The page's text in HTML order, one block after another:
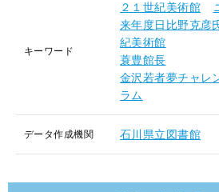
キーワード
２１世紀美術館
来年度日比野克彦
紀美術館
蓑豊館長
金沢若者夢チャレ
ラム
データ作成機関 石川県立図書館